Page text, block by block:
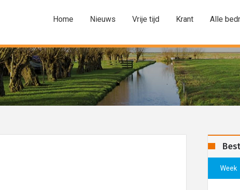
Home Nieuws Vrije tijd Krant Alle
Week